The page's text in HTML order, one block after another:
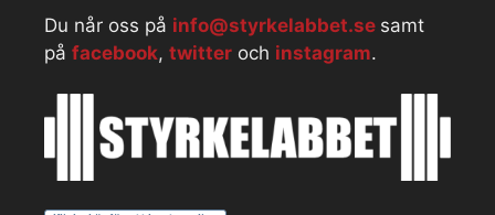
Du når oss på info@styrkelabbet.se samt
på facebook, twitter och instagram.